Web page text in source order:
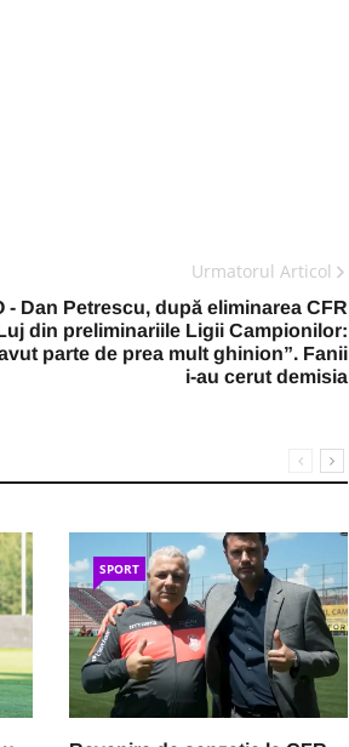
Urmatorul Articol
- Dan Petrescu, după eliminarea CFR
din preliminariile Ligii Campionilor:
parte de prea mult ghinion”. Fanii
i-au cerut demisia
SPORT